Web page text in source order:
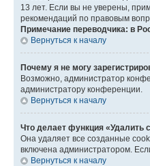
13 лет. Если вы не уверены,
рекомендаций по правовым
Примечание переводчика: в
Вернуться к началу
Почему я не могу
Возможно, администратор
администратору конференции.
Вернуться к началу
Что делает функция «Удалить
Она удаляет все созданные
включена администратором.
Вернуться к началу